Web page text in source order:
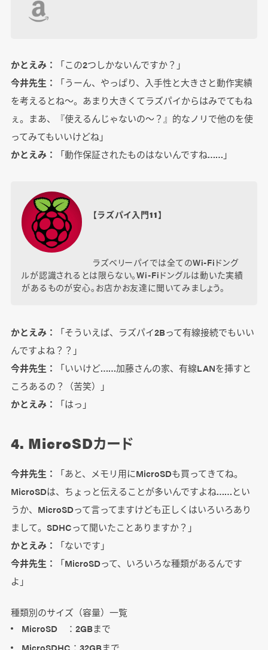
かとえみ：
「この2つしかないんですか？」
今井先生：
「うーん、やっぱり、入手性と大きさと動作実績
を考えるとね～。あまり大きくてラズパイからはみでてもね
ぇ。まあ、『使えるんじゃないの～？』的なノリで他のを使
ってみてもいいけどね」
かとえみ：
「動作保証されたものはないんですね……」
【ラズパイ入門11】
ラズベリーパイでは全てのWi-Fiドング
ルが認識されるとは限らない。Wi-Fiドングルは動いた実績
があるものが安心。お店かお友達に聞いてみましょう。
かとえみ：
「そういえば、ラズパイ2Bって有線接続でもいい
んですよね？？」
今井先生：
「いいけど……加藤さんの家、有線LANを挿すと
ころあるの？（苦笑）」
かとえみ：
「はっ」
4. MicroSDカード
今井先生：
「あと、メモリ用にMicroSDも買ってきてね。
MicroSDは、ちょっと伝えることが多いんですよね……とい
うか、MicroSDって言ってますけども正しくはいろいろあり
まして。SDHCって聞いたことありますか？」
かとえみ：
「ないです」
今井先生：
「MicroSDって、いろいろな種類があるんです
よ」
種類別のサイズ（容量）一覧
MicroSD ：2GBまで
MicroSDHC：32GBまで